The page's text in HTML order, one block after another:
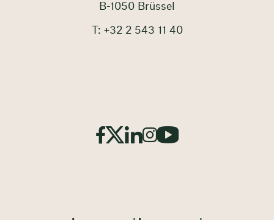
B-1050 Brüssel
T: +32 2 543 11 40